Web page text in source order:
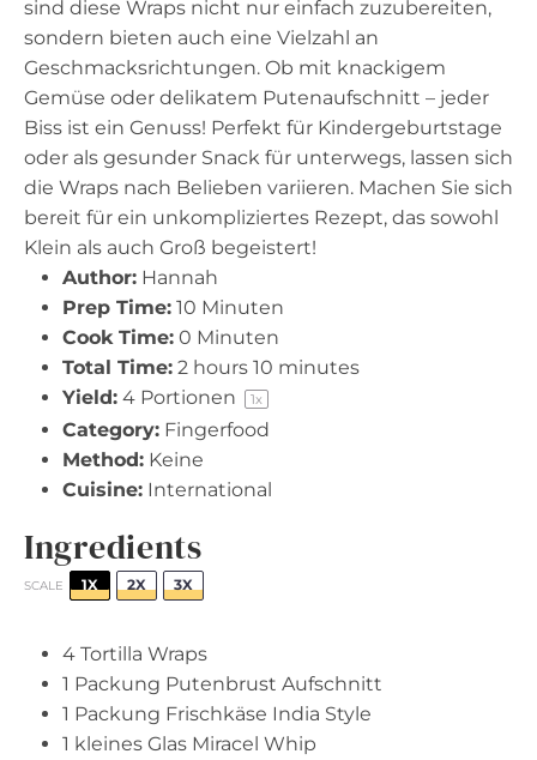
sind diese Wraps nicht nur einfach zuzubereiten,
sondern bieten auch eine Vielzahl an
Geschmacksrichtungen. Ob mit knackigem
Gemüse oder delikatem Putenaufschnitt – jeder
Biss ist ein Genuss! Perfekt für Kindergeburtstage
oder als gesunder Snack für unterwegs, lassen sich
die Wraps nach Belieben variieren. Machen Sie sich
bereit für ein unkompliziertes Rezept, das sowohl
Klein als auch Groß begeistert!
Author: Hannah
Prep Time: 10 Minuten
Cook Time: 0 Minuten
Total Time: 2 hours 10 minutes
Yield: 4 Portionen 1x
Category: Fingerfood
Method: Keine
Cuisine: International
Ingredients
SCALE 1X 2X 3X
4 Tortilla Wraps
1 Packung Putenbrust Aufschnitt
1 Packung Frischkäse India Style
1 kleines Glas Miracel Whip